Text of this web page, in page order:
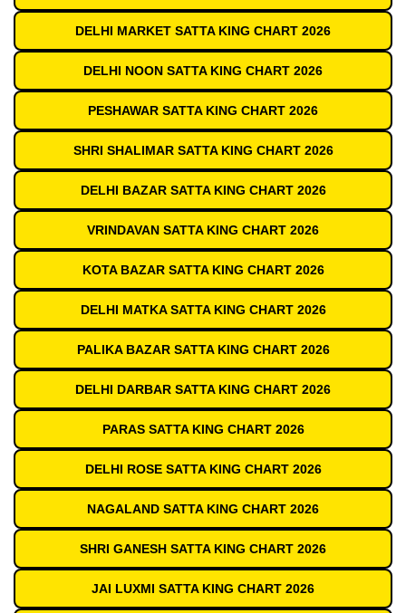
DELHI MARKET SATTA KING CHART 2026
DELHI NOON SATTA KING CHART 2026
PESHAWAR SATTA KING CHART 2026
SHRI SHALIMAR SATTA KING CHART 2026
DELHI BAZAR SATTA KING CHART 2026
VRINDAVAN SATTA KING CHART 2026
KOTA BAZAR SATTA KING CHART 2026
DELHI MATKA SATTA KING CHART 2026
PALIKA BAZAR SATTA KING CHART 2026
DELHI DARBAR SATTA KING CHART 2026
PARAS SATTA KING CHART 2026
DELHI ROSE SATTA KING CHART 2026
NAGALAND SATTA KING CHART 2026
SHRI GANESH SATTA KING CHART 2026
JAI LUXMI SATTA KING CHART 2026